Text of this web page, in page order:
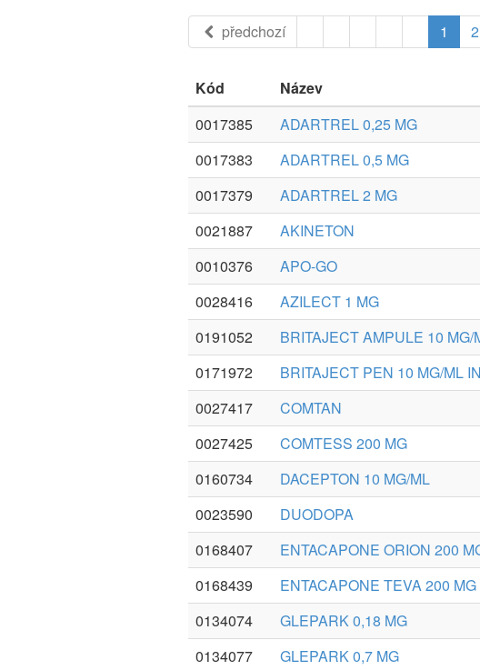
předchozí 1 2
Kód Název
0017385
ADARTREL 0,25 MG
0017383
ADARTREL 0,5 MG
0017379
ADARTREL 2 MG
0021887
AKINETON
0010376
APO-GO
0028416
AZILECT 1 MG
0191052
BRITAJECT AMPULE 10
0171972
BRITAJECT PEN 10 MG/ML
0027417
COMTAN
0027425
COMTESS 200 MG
0160734
DACEPTON 10 MG/ML
0023590
DUODOPA
0168407
ENTACAPONE ORION 200
0168439
ENTACAPONE TEVA 200 MG
0134074
GLEPARK 0,18 MG
0134077
GLEPARK 0,7 MG